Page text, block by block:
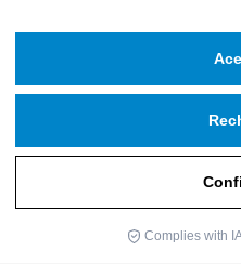
Copyright ©
SUSCRÍBETE A
Complies with